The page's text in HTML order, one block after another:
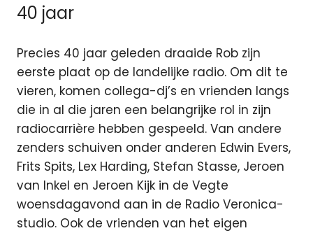
40 jaar
Precies 40 jaar geleden draaide Rob zijn
eerste plaat op de landelijke radio. Om dit te
vieren, komen collega-dj’s en vrienden langs
die in al die jaren een belangrijke rol in zijn
radiocarrière hebben gespeeld. Van andere
zenders schuiven onder anderen Edwin Evers,
Frits Spits, Lex Harding, Stefan Stasse, Jeroen
van Inkel en Jeroen Kijk in de Vegte
woensdagavond aan in de Radio Veronica-
studio. Ook de vrienden van het eigen